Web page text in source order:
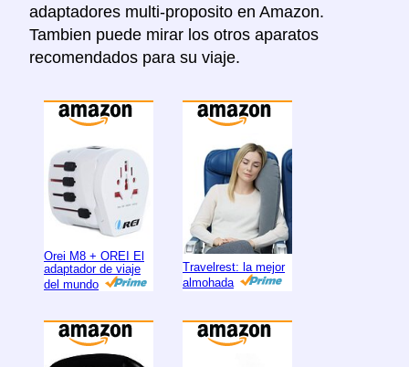
adaptadores multi-proposito en Amazon.
Tambien puede mirar los otros aparatos
recomendados para su viaje.
Orei M8 + OREI El
adaptador de viaje
del mundo
Travelrest: la mejor
almohada